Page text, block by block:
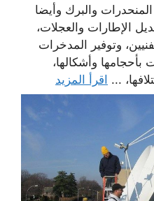
والبرك وأيضا
الإطارات والعجلات،
وتوفير المدخرات
بأحجامها وأشكالها،
... اقرأ المزيد